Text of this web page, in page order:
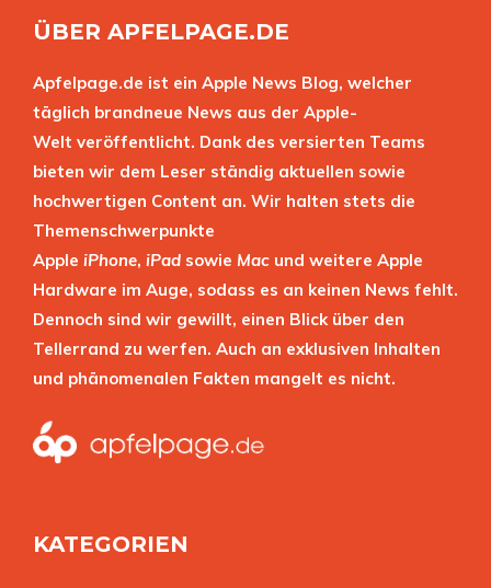
ÜBER APFELPAGE.DE
Apfelpage.de ist ein Apple News Blog, welcher
täglich brandneue News aus der Apple-
Welt veröffentlicht. Dank des versierten Teams
bieten wir dem Leser ständig aktuellen sowie
hochwertigen Content an. Wir halten stets die
Themenschwerpunkte
Apple iPhone, iPad sowie Mac und weitere Apple
Hardware im Auge, sodass es an keinen News fehlt.
Dennoch sind wir gewillt, einen Blick über den
Tellerrand zu werfen. Auch an exklusiven Inhalten
und phänomenalen Fakten mangelt es nicht.
KATEGORIEN